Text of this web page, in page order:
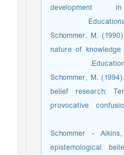
development
Schommer, M.
nature of
Schommer, M.
belief research:
provocative
Schommer -
epistemological